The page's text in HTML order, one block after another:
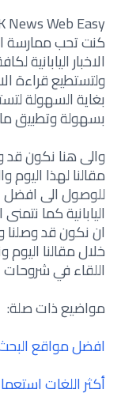
كنت تحب ممارسة
الاخبار اليابانية
ولتستطيع قراءة
بغاية السهولة
بسهولة وتطبيق
والى هنا نكون قد
مقالنا لهذا
للوصول الى افضل
اليابانية كما
ان نكون قد
خلال مقالنا
اللقاء في شروحات
مواضيع ذات صلة:
افضل مواقع
أكثر اللغات